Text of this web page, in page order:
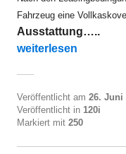
Fahrzeug eine
Ausstattung…..
„120 ab EUR 240
weiterlesen
Veröffentlicht am 26. Juni
Veröffentlicht in 120i
Markiert mit 250